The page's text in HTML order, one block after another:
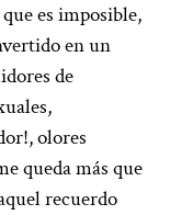
es imposible,
en un
de
olores
queda más que
recuerdo